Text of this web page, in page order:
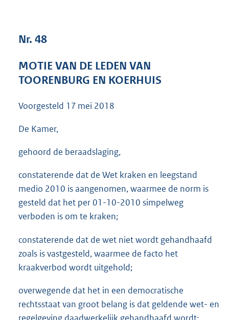
Nr. 48
MOTIE VAN DE LEDEN VAN
TOORENBURG EN KOERHUIS
Voorgesteld 17 mei 2018
De Kamer,
gehoord de beraadslaging,
constaterende dat de Wet kraken en leegstand
medio 2010 is aangenomen, waarmee de norm is
gesteld dat het per 01-10-2010 simpelweg
verboden is om te kraken;
constaterende dat de wet niet wordt gehandhaafd
zoals is vastgesteld, waarmee de facto het
kraakverbod wordt uitgehold;
overwegende dat het in een democratische
rechtsstaat van groot belang is dat geldende wet- en
regelgeving daadwerkelijk gehandhaafd wordt;